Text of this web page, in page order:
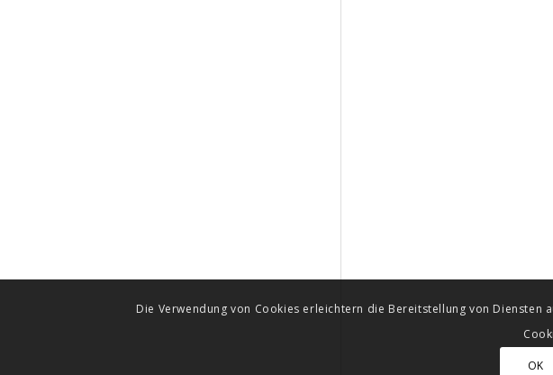
Die Verwendung von Cookies erleichtern die Bereitstellung von
OK